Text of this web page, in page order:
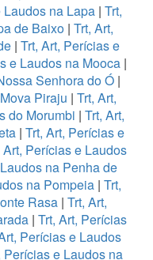
Laudos na Lapa| Trt,
de Baixo | Trt, Art,
| Trt, Art, Perícias e
e Laudos na Mooca|
Senhora do Ó|
Piraju | Trt, Art,
do Morumbi | Trt, Art,
| Trt, Art, Perícias e
Art, Perícias e Laudos
na Penha de
na Pompeia| Trt,
Rasa | Trt, Art,
| Trt, Art, Perícias
Perícias e Laudos
Perícias e Laudos na